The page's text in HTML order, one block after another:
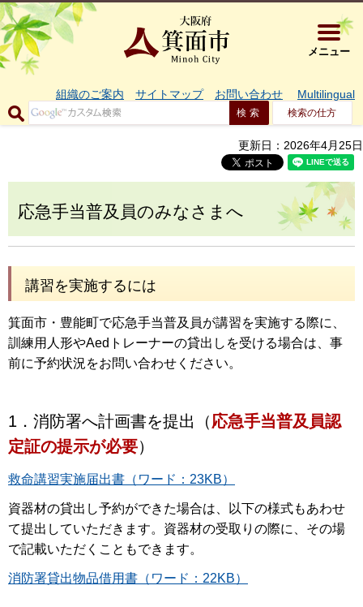
大阪府箕
メニュー
組織のご案内 サイトマップ お問い合わせ Multilingual
検索の仕方
更新日：2026年4月25日
応急手当普及員のみなさまへ
講習を実施するには
箕面市・豊能町で応急手当普及員が講習を実施する際に、
訓練用人形やAedトレーナーの貸出しを受ける場合は、事
前に予約状況をお問い合わせください。
1．消防署へ計画書を提出（応急手当普及員認
定証の提示が必要）
救命講習実施届出書（ワード：23KB）
資器材の貸出し予約ができた場合は、以下の様式もあわせ
て提出していただきます。資器材の受取りの際に、その場
で記載いただくこともできます。
消防署貸出物品借用書（ワード：22KB）